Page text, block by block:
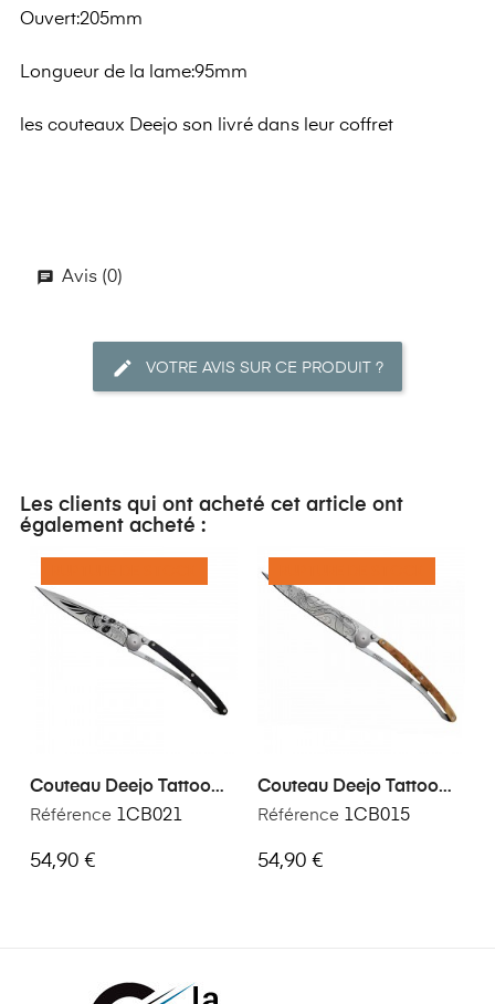
Ouvert:205mm
Longueur de la lame:95mm
les couteaux Deejo son livré dans leur coffret
Avis (0)
VOTRE AVIS SUR CE PRODUIT ?
Les clients qui ont acheté cet article ont
également acheté :
Couteau Deejo Tattoo
Crane Latino
Référence 1CB021
54,90 €
Couteau Deejo Tattoo
Poisson
Référence 1CB015
54,90 €